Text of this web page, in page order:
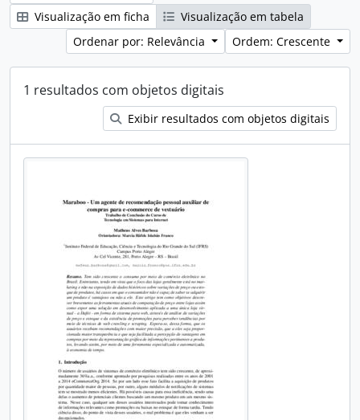
Visualização em ficha
Visualização em tabela
Ordenar por: Relevância
Ordem: Crescente
1 resultados com objetos digitais
Exibir resultados com objetos digitais